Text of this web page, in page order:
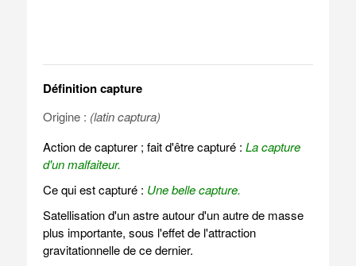
Définition capture
Origine : (latin captura)
Action de capturer ; fait d'être capturé : La capture
d'un malfaiteur.
Ce qui est capturé : Une belle capture.
Satellisation d'un astre autour d'un autre de masse
plus importante, sous l'effet de l'attraction
gravitationnelle de ce dernier.